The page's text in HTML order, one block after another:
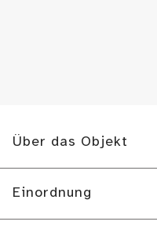
Über das Objekt
Einordnung